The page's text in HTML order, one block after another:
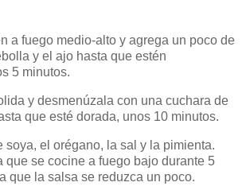
a fuego medio-alto y agrega un poco de
y el ajo hasta que estén
5 minutos.
y desmenúzala con una cuchara de
que esté dorada, unos 10 minutos.
soya, el orégano, la sal y la pimienta.
que se cocine a fuego bajo durante 5
que la salsa se reduzca un poco.